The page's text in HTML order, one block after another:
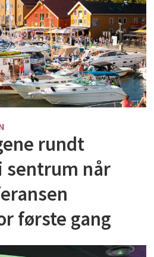
rundt
sentrum når
første gang